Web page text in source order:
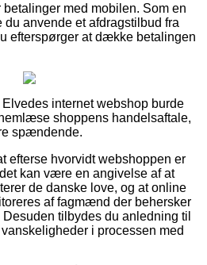
med mobilen. Som en
anvende et afdragstilbud fra
efterspørger at dække betalingen
internet webshop burde
shoppens handelsaftale,
spændende.
efterse hvorvidt webshoppen er
kan være en angivelse af at
de danske love, og at online
af fagmænd der behersker
tilbydes du anledning til
i processen med